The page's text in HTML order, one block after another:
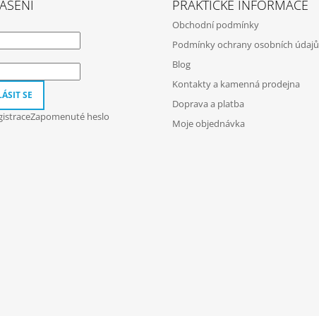
SE
Zapomenuté heslo
PRAKTICKÉ INFORMACE
Obchodní podmínky
Podmínky ochrany osobních údajů
Blog
Kontakty a kamenná prodejna
Doprava a platba
Moje objednávka